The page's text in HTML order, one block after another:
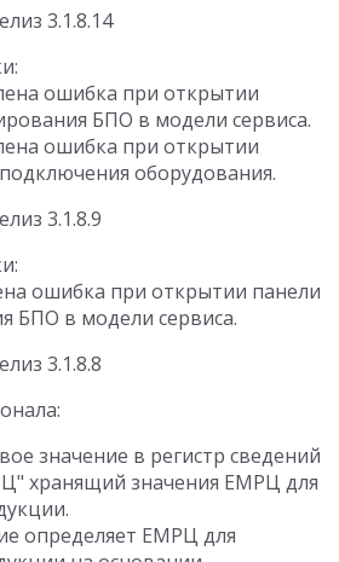
3.1.8.14
ошибка при открытии
БПО в модели сервиса.
ошибка при открытии
оборудования.
3.1.8.9
ошибка при открытии панели
БПО в модели сервиса.
3.1.8.8
значение в регистр сведений
хранящий значения ЕМРЦ для
определяет ЕМРЦ для